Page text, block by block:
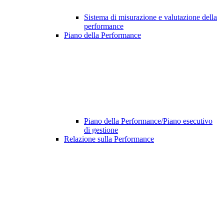
Sistema di misurazione e valutazione della
performance
Piano della Performance
Piano della Performance/Piano esecutivo
di gestione
Relazione sulla Performance